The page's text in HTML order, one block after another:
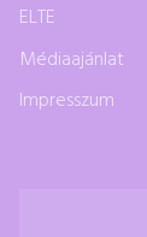
ELTE
Médiaajánlat
Impresszum